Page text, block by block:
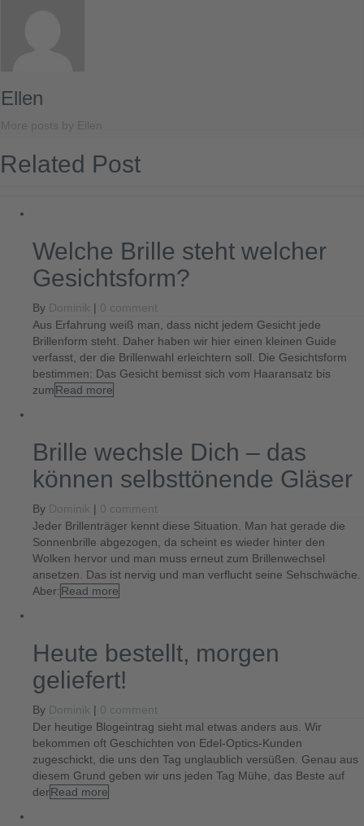
Ellen
More posts by Ellen
Related Post
Welche Brille steht welcher
Gesichtsform?
By Dominik | 0 comment
Aus Erfahrung weiß man, dass nicht jedem Gesicht jede
Brillenform steht. Daher haben wir hier einen kleinen Guide
verfasst, der die Brillenwahl erleichtern soll. Die Gesichtsform
bestimmen: Das Gesicht bemisst sich vom Haaransatz bis
zumRead more
Brille wechsle Dich – das
können selbsttönende Gläser
By Dominik | 0 comment
Jeder Brillenträger kennt diese Situation. Man hat gerade die
Sonnenbrille abgezogen, da scheint es wieder hinter den
Wolken hervor und man muss erneut zum Brillenwechsel
ansetzen. Das ist nervig und man verflucht seine Sehschwäche.
Aber:Read more
Heute bestellt, morgen
geliefert!
By Dominik | 0 comment
Der heutige Blogeintrag sieht mal etwas anders aus. Wir
bekommen oft Geschichten von Edel-Optics-Kunden
zugeschickt, die uns den Tag unglaublich versüßen. Genau aus
diesem Grund geben wir uns jeden Tag Mühe, das Beste auf
derRead more